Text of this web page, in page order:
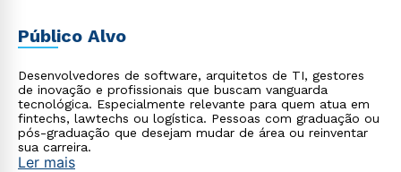
Público Alvo
Desenvolvedores de software, arquitetos de TI, gestores
de inovação e profissionais que buscam vanguarda
tecnológica. Especialmente relevante para quem atua em
fintechs, lawtechs ou logística. Pessoas com graduação ou
pós-graduação que desejam mudar de área ou reinventar
sua carreira.
Ler mais